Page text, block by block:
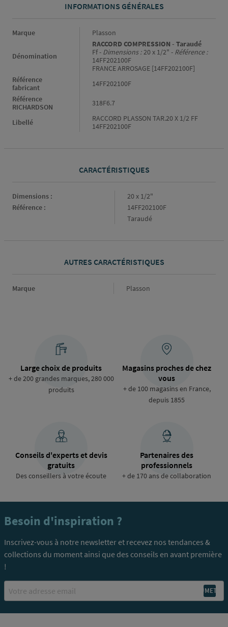
INFORMATIONS GÉNÉRALES
Informations générales
Marque Plasson
Dénomination
RACCORD COMPRESSION - Taraudé
Ff - Dimensions :20 x 1/2" - Référence :
14FF202100F
FRANCE ARROSAGE [14FF202100F]
Référence
fabricant
14FF202100F
Référence
RICHARDSON
318F6.7
Libellé
RACCORD PLASSON TAR.20 X 1/2 FF
14FF202100F
CARACTÉRISTIQUES
Caractéristiques
Dimensions :
20 x 1/2"
Référence :
14FF202100F
Taraudé
AUTRES CARACTÉRISTIQUES
Marque Marque
Plasson
Large choix de produits
+ de 200 grandes marques, 280 000
produits
Magasins proches de chez
vous
+ de 100 magasins en France,
depuis 1855
Conseils d'experts et devis
gratuits
Des conseillers à votre écoute
Partenaires des
professionnels
+ de 170 ans de collaboration
Besoin d'inspiration ?
Inscrivez-vous à notre newsletter et recevez nos tendances &
collections du moment ainsi que des conseils en avant première
!